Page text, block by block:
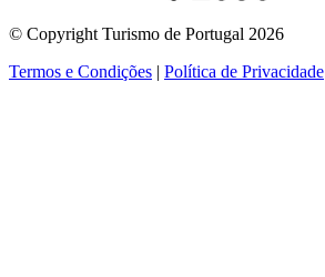
© Copyright Turismo de Portugal 2026
Termos e Condições | Política de Privacidade